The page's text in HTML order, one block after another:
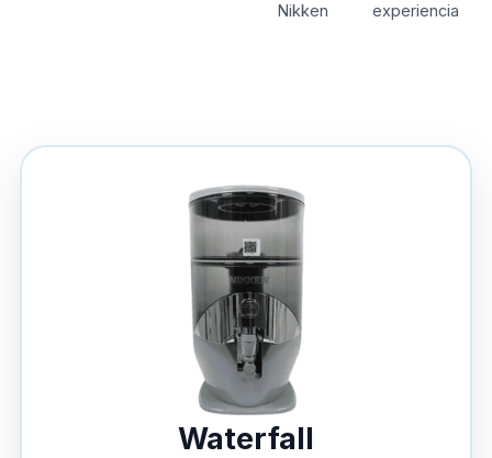
Nikken
experiencia
Waterfall